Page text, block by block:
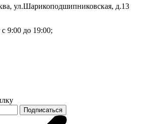
ул.​​Шарикоподшипниковская, д.13
9:00 до 19:00;
Подписаться